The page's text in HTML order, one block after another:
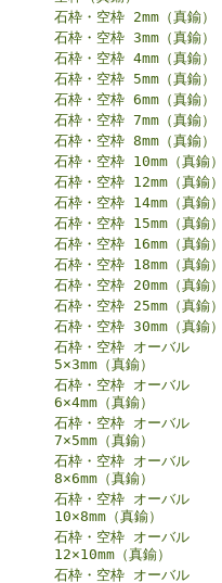
石枠・空枠 2mm（真鍮）
石枠・空枠 3mm（真鍮）
石枠・空枠 4mm（真鍮）
石枠・空枠 5mm（真鍮）
石枠・空枠 6mm（真鍮）
石枠・空枠 7mm（真鍮）
石枠・空枠 8mm（真鍮）
石枠・空枠 10mm（真鍮）
石枠・空枠 12mm（真鍮）
石枠・空枠 14mm（真鍮）
石枠・空枠 15mm（真鍮）
石枠・空枠 16mm（真鍮）
石枠・空枠 18mm（真鍮）
石枠・空枠 20mm（真鍮）
石枠・空枠 25mm（真鍮）
石枠・空枠 30mm（真鍮）
石枠・空枠 オーバル
5×3mm（真鍮）
石枠・空枠 オーバル
6×4mm（真鍮）
石枠・空枠 オーバル
7×5mm（真鍮）
石枠・空枠 オーバル
8×6mm（真鍮）
石枠・空枠 オーバル
10×8mm（真鍮）
石枠・空枠 オーバル
12×10mm（真鍮）
石枠・空枠 オーバル